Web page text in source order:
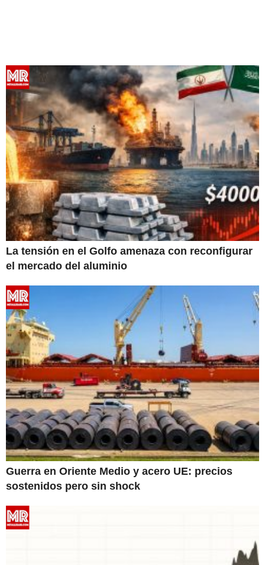
La tensión en el Golfo amenaza con reconfigurar
el mercado del aluminio
Guerra en Oriente Medio y acero UE: precios
sostenidos pero sin shock